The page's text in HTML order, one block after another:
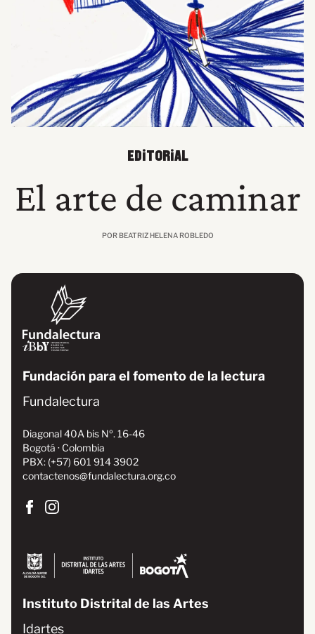
EDITORIAL
El arte de caminar
POR BEATRIZ HELENA ROBLEDO
Fundación para el fomento de la lectura
Fundalectura
Diagonal 40A bis Nº. 16-46
Bogotá · Colombia
PBX: (+57) 601 914 3902
contactenos@fundalectura.org.co
Instituto Distrital de las Artes
Idartes